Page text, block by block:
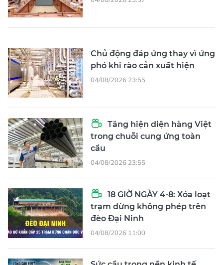
Chủ động đáp ứng thay vì ứng
phó khi rào cản xuất hiện
04/08/2026 23:55
Tăng hiện diện hàng Việt
trong chuỗi cung ứng toàn
cầu
04/08/2026 23:55
18 GIỜ NGÀY 4-8: Xóa loạt
trạm dừng không phép trên
đèo Đại Ninh
04/08/2026 11:00